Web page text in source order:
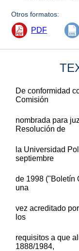
Otros formatos:
PDF
De conformidad
Comisión
nombrada para
Resolución de
la Universidad
septiembre
de 1998 ("Boletín
una
vez acreditado
los
requisitos a que
1888/1984,